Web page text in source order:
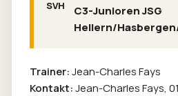
C3-Junioren JSG
Hellern/
Trainer:Jean-Charles Fays
Kontakt:Jean-Charles Fays,